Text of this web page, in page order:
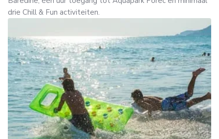
drie Chill & Fun activiteiten.